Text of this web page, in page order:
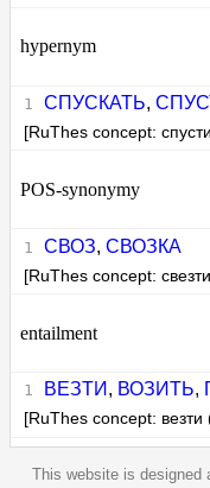
hypernym
СПУСКАТЬ,
[RuThes concept:
POS-synonymy
СВОЗ, СВОЗКА
[RuThes concept:
entailment
ВЕЗТИ , ВОЗИТЬ,
[RuThes concept:
This website is designed